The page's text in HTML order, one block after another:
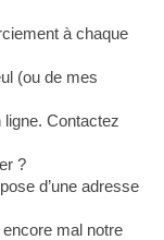
à chaque
(ou de mes
ligne. Contactez
?
d’une adresse
mal notre